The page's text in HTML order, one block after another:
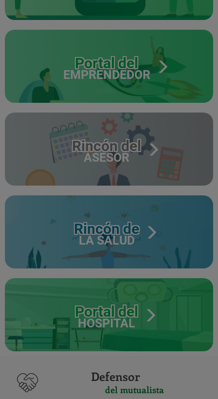
Portal del
EMPRENDEDOR
Rincón del
ASESOR
Rincón de
LA SALUD
Portal del
HOSPITAL
Defensor
del mutualista